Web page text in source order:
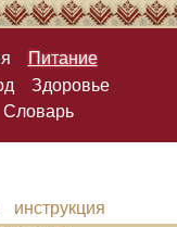
Питание
Здоровье
Словарь
инструкция